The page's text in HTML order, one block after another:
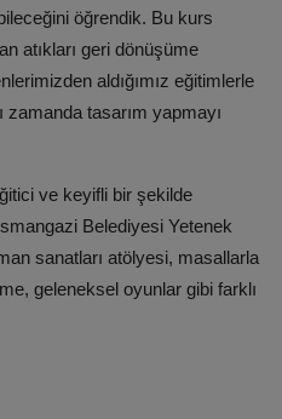
öğrendik. Bu kurs
atıkları geri dönüşüme
aldığımız eğitimlerle
tasarım yapmayı
ve keyifli bir şekilde
Belediyesi Yetenek
sanatları atölyesi, masallarla
geleneksel oyunlar gibi farklı